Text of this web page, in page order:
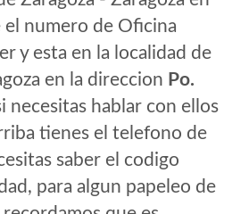
el numero de Oficina
y esta en la localidad de
en la direccion Po.
necesitas hablar con ellos
tienes el telefono de
saber el codigo
para algun papeleo de